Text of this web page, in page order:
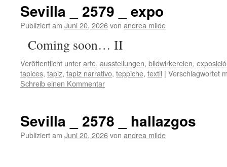
Sevilla _ 2579 _ expo
Publiziert am Juni 20, 2026von andrea milde
Coming soon… II
Veröffentlicht unterarte, ausstellungen, bildwirkereien,
tapices, tapiz, tapiz narrativo, teppiche, textil | Verschlagwortet
Schreib einen Kommentar
Sevilla _ 2578 _ hallazgos
Publiziert am Juni 20, 2026von andrea milde